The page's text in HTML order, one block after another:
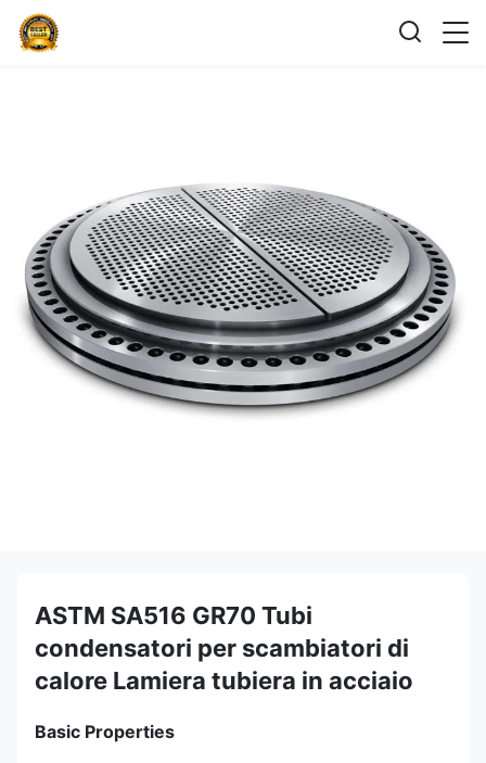
ASTM SA516 GR70 Tubi
condensatori per scambiatori di
calore Lamiera tubiera in acciaio
Basic Properties